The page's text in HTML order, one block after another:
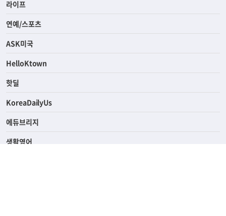
경제
라이프
연예/스포츠
ASK미국
HelloKtown
핫딜
KoreaDailyUs
에듀브리지